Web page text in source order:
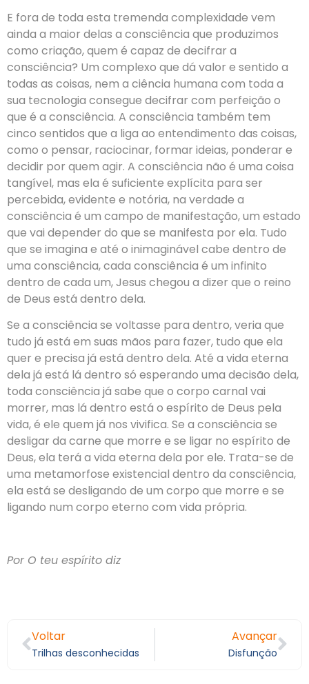
E fora de toda esta tremenda complexidade vem
ainda a maior delas a consciência que produzimos
como criação, quem é capaz de decifrar a
consciência? Um complexo que dá valor e sentido a
todas as coisas, nem a ciência humana com toda a
sua tecnologia consegue decifrar com perfeição o
que é a consciência. A consciência também tem
cinco sentidos que a liga ao entendimento das coisas,
como o pensar, raciocinar, formar ideias, ponderar e
decidir por quem agir. A consciência não é uma coisa
tangível, mas ela é suficiente explícita para ser
percebida, evidente e notória, na verdade a
consciência é um campo de manifestação, um estado
que vai depender do que se manifesta por ela. Tudo
que se imagina e até o inimaginável cabe dentro de
uma consciência, cada consciência é um infinito
dentro de cada um, Jesus chegou a dizer que o reino
de Deus está dentro dela.
Se a consciência se voltasse para dentro, veria que
tudo já está em suas mãos para fazer, tudo que ela
quer e precisa já está dentro dela. Até a vida eterna
dela já está lá dentro só esperando uma decisão dela,
toda consciência já sabe que o corpo carnal vai
morrer, mas lá dentro está o espírito de Deus pela
vida, é ele quem já nos vivifica. Se a consciência se
desligar da carne que morre e se ligar no espírito de
Deus, ela terá a vida eterna dela por ele. Trata-se de
uma metamorfose existencial dentro da consciência,
ela está se desligando de um corpo que morre e se
ligando num corpo eterno com vida própria.
Por O teu espírito diz
Voltar
Trilhas desconhecidas
Avançar
Disfunção